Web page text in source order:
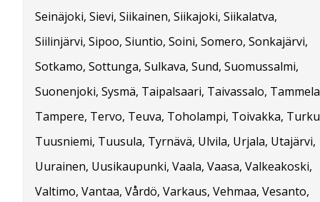
Seinäjoki, Sievi, Siikainen, Siikajoki, Siikalatva,
Siilinjärvi, Sipoo, Siuntio, Soini, Somero, Sonkajärvi,
Sotkamo, Sottunga, Sulkava, Sund, Suomussalmi,
Suonenjoki, Sysmä, Taipalsaari, Taivassalo,
Tampere, Tervo, Teuva, Toholampi, Toivakka,
Tuusniemi, Tuusula, Tyrnävä, Ulvila, Urjala, Utajärvi,
Uurainen, Uusikaupunki, Vaala, Vaasa, Valkeakoski,
Valtimo, Vantaa, Vårdö, Varkaus, Vehmaa, Vesanto,